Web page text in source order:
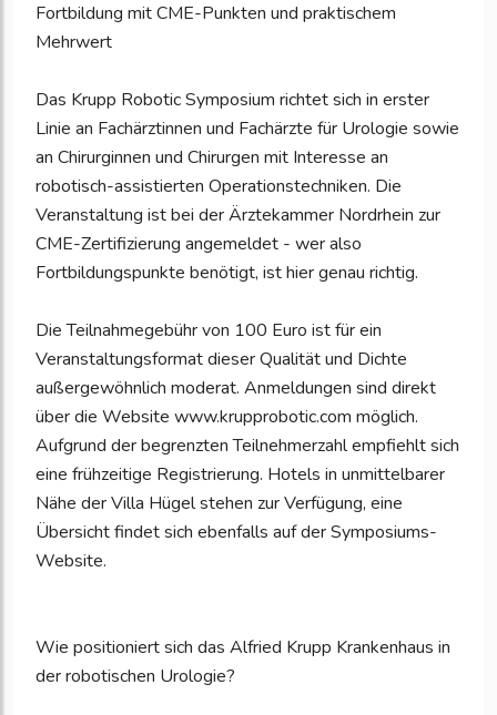
Fortbildung mit CME-Punkten und praktischem
Mehrwert
Das Krupp Robotic Symposium richtet sich in erster
Linie an Fachärztinnen und Fachärzte für Urologie sowie
an Chirurginnen und Chirurgen mit Interesse an
robotisch-assistierten Operationstechniken. Die
Veranstaltung ist bei der Ärztekammer Nordrhein zur
CME-Zertifizierung angemeldet - wer also
Fortbildungspunkte benötigt, ist hier genau richtig.
Die Teilnahmegebühr von 100 Euro ist für ein
Veranstaltungsformat dieser Qualität und Dichte
außergewöhnlich moderat. Anmeldungen sind direkt
über die Website www.krupprobotic.com möglich.
Aufgrund der begrenzten Teilnehmerzahl empfiehlt sich
eine frühzeitige Registrierung. Hotels in unmittelbarer
Nähe der Villa Hügel stehen zur Verfügung, eine
Übersicht findet sich ebenfalls auf der Symposiums-
Website.
Wie positioniert sich das Alfried Krupp Krankenhaus in
der robotischen Urologie?